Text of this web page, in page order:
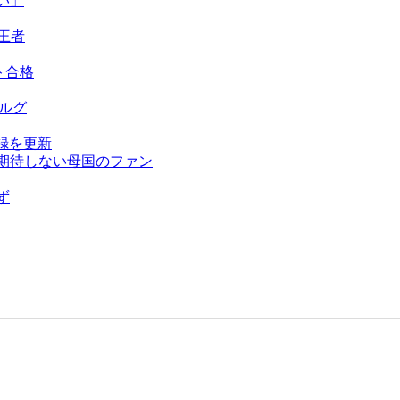
者
合格
グ
を更新
待しない母国のファン